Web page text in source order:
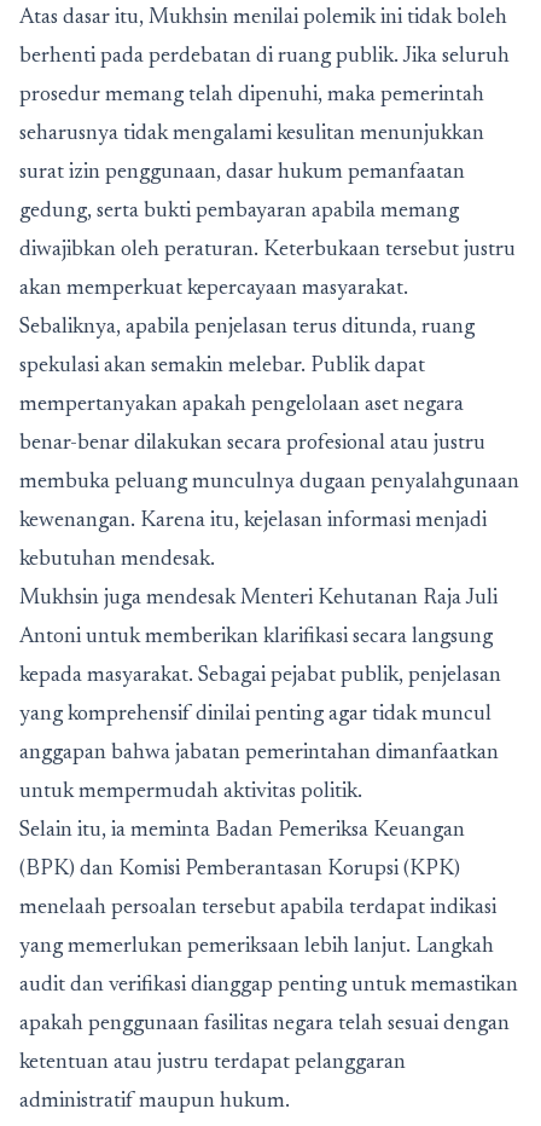
Atas dasar itu, Mukhsin menilai polemik ini tidak boleh
berhenti pada perdebatan di ruang publik. Jika seluruh
prosedur memang telah dipenuhi, maka pemerintah
seharusnya tidak mengalami kesulitan menunjukkan
surat izin penggunaan, dasar hukum pemanfaatan
gedung, serta bukti pembayaran apabila memang
diwajibkan oleh peraturan. Keterbukaan tersebut justru
akan memperkuat kepercayaan masyarakat.
Sebaliknya, apabila penjelasan terus ditunda, ruang
spekulasi akan semakin melebar. Publik dapat
mempertanyakan apakah pengelolaan aset negara
benar-benar dilakukan secara profesional atau justru
membuka peluang munculnya dugaan penyalahgunaan
kewenangan. Karena itu, kejelasan informasi menjadi
kebutuhan mendesak.
Mukhsin juga mendesak Menteri Kehutanan Raja Juli
Antoni untuk memberikan klarifikasi secara langsung
kepada masyarakat. Sebagai pejabat publik, penjelasan
yang komprehensif dinilai penting agar tidak muncul
anggapan bahwa jabatan pemerintahan dimanfaatkan
untuk mempermudah aktivitas politik.
Selain itu, ia meminta Badan Pemeriksa Keuangan
(BPK) dan Komisi Pemberantasan Korupsi (KPK)
menelaah persoalan tersebut apabila terdapat indikasi
yang memerlukan pemeriksaan lebih lanjut. Langkah
audit dan verifikasi dianggap penting untuk memastikan
apakah penggunaan fasilitas negara telah sesuai dengan
ketentuan atau justru terdapat pelanggaran
administratif maupun hukum.